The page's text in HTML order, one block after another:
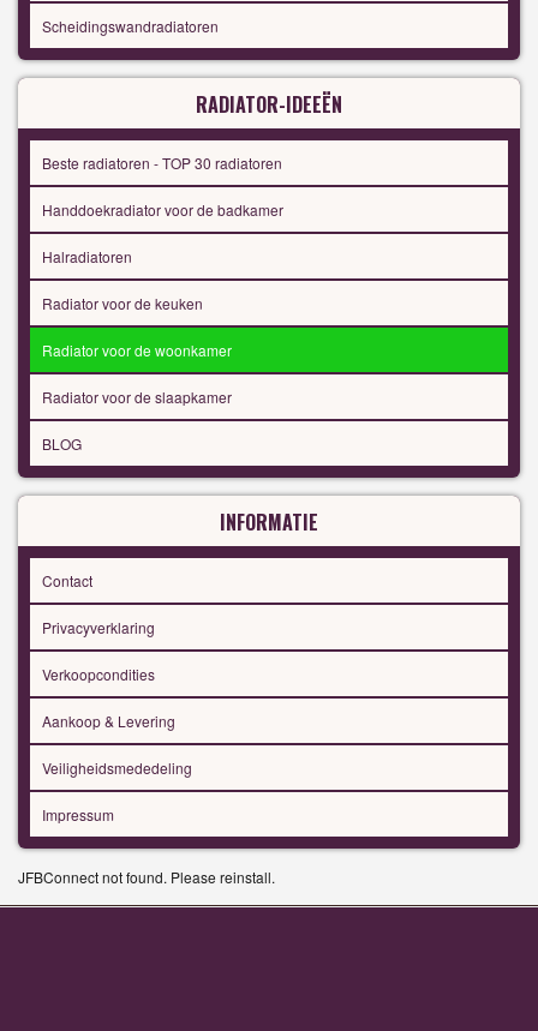
Scheidingswandradiatoren
RADIATOR-IDEEËN
Beste radiatoren - TOP 30 radiatoren
Handdoekradiator voor de badkamer
Halradiatoren
Radiator voor de keuken
Radiator voor de woonkamer
Radiator voor de slaapkamer
BLOG
INFORMATIE
Contact
Privacyverklaring
Verkoopcondities
Aankoop & Levering
Veiligheidsmededeling
Impressum
JFBConnect not found. Please reinstall.